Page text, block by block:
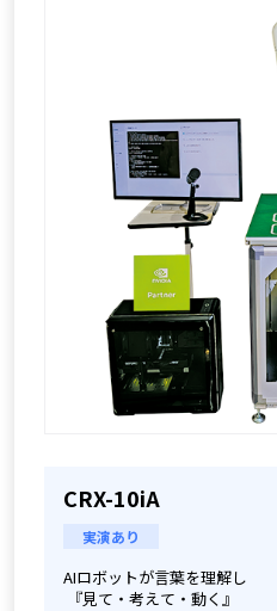
CRX-10iA
実演あり
AIロボットが言葉を理解し
『見て・考えて・動く』